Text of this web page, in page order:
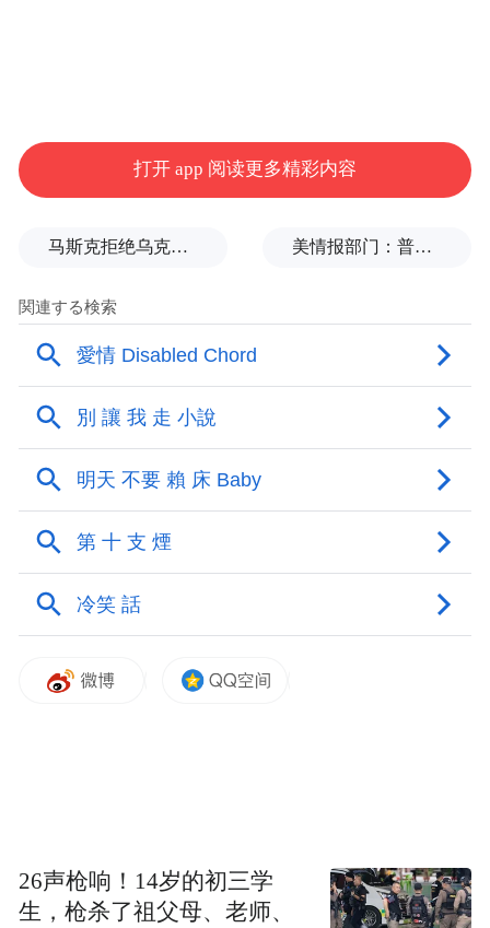
们。”三干渠沿线配置了防溺水应急设施，杨
子杰很快找到一根长竹竿，趴在安全位置将
打开 app 阅读更多精彩内容
马斯克拒绝乌克兰用“星链”打击俄境内目标 美情报部门：普京或发动有限攻击，试探北约集体防御
26声枪响！14岁的初三学
生，枪杀了祖父母、老师、